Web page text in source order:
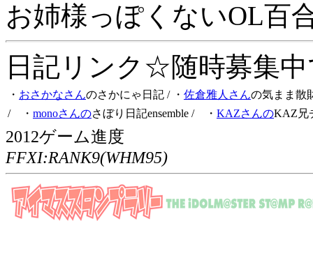
お姉様っぽくないOL百
日記リンク☆随時募集
・ おさかなさんのさかにゃ日記 / ・ 佐倉雅人さんの気まま散
/ ・ monoさんのさぼり日記ensemble / ・ KAZさんのKAZ兄
2012ゲーム進度
FFXI:RANK9(WHM95)